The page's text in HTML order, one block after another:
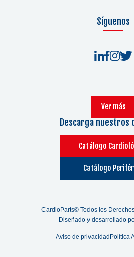
Síguenos
Ver más
Descarga nuestros
Catálogo
Catálogo
CardioParts© Todos los
Diseñado y desarrollado
Aviso de privacidadPolítica